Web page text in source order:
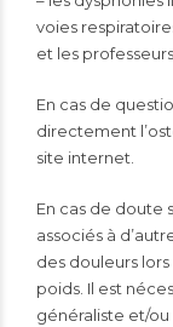
voies
et les
En cas de
directement
site internet.
En cas de doute
associés à
des douleurs
poids. Il est
généraliste et/ou